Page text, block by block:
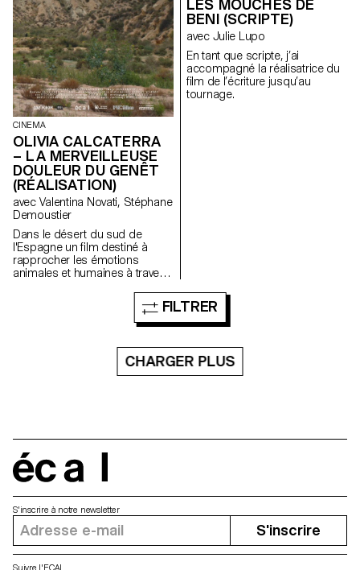
CINEMA
OLIVIA CALCATERRA
– LA MERVEILLEUSE
DOULEUR DU GENÊT
(RÉALISATION)
avec Valentina Novati, Stéphane
Demoustier
Dans le désert du sud de
l'Espagne un film destiné à
rapprocher les émotions
animales et humaines à travers
LES MOUCHES DE
BENI (SCRIPTE)
avec Julie Lupo
En tant que scripte, j’ai
accompagné la réalisatrice du
film de l’écriture jusqu’au
tournage.
FILTRER
CHARGER PLUS
S'inscrire à notre newsletter
S'inscrire